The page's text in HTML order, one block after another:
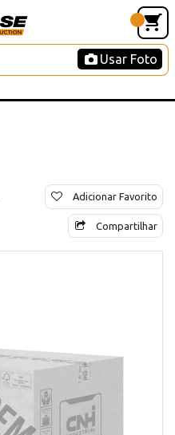
Usar Foto
Adicionar Favorito
Compartilhar